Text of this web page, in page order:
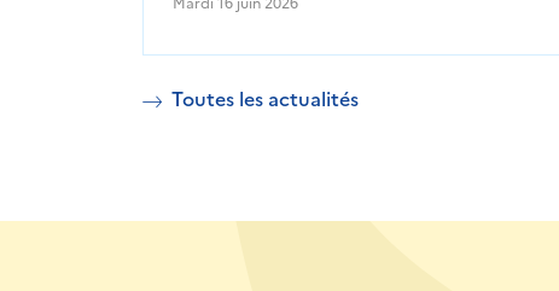
Toutes les actualités